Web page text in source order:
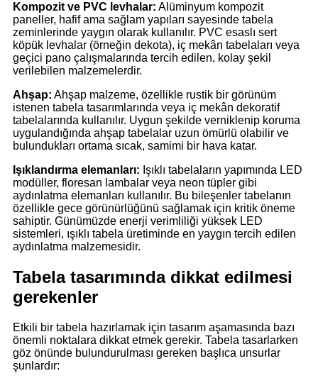
Kompozit ve PVC levhalar: Alüminyum kompozit
paneller, hafif ama sağlam yapıları sayesinde tabela
zeminlerinde yaygın olarak kullanılır. PVC esaslı sert
köpük levhalar (örneğin dekota), iç mekân tabelaları veya
geçici pano çalışmalarında tercih edilen, kolay şekil
verilebilen malzemelerdir.
Ahşap: Ahşap malzeme, özellikle rustik bir görünüm
istenen tabela tasarımlarında veya iç mekân dekoratif
tabelalarında kullanılır. Uygun şekilde verniklenip koruma
uygulandığında ahşap tabelalar uzun ömürlü olabilir ve
bulundukları ortama sıcak, samimi bir hava katar.
Işıklandırma elemanları: Işıklı tabelaların yapımında LED
modüller, floresan lambalar veya neon tüpler gibi
aydınlatma elemanları kullanılır. Bu bileşenler tabelanın
özellikle gece görünürlüğünü sağlamak için kritik öneme
sahiptir. Günümüzde enerji verimliliği yüksek LED
sistemleri, ışıklı tabela üretiminde en yaygın tercih edilen
aydınlatma malzemesidir.
Tabela tasarımında dikkat edilmesi
gerekenler
Etkili bir tabela hazırlamak için tasarım aşamasında bazı
önemli noktalara dikkat etmek gerekir. Tabela tasarlarken
göz önünde bulundurulması gereken başlıca unsurlar
şunlardır: